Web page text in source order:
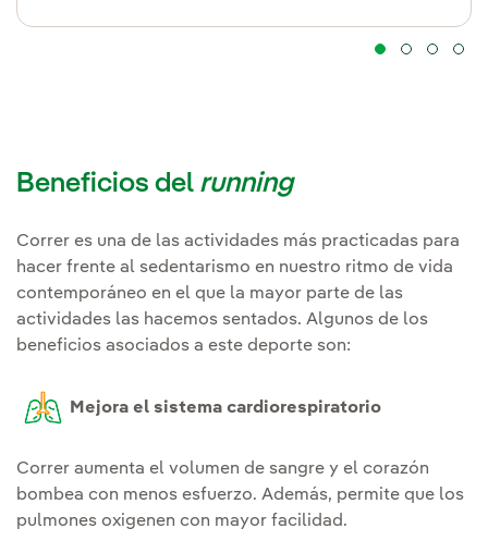
Beneficios del running
Correr es una de las actividades más practicadas para
hacer frente al sedentarismo en nuestro ritmo de vida
contemporáneo en el que la mayor parte de las
actividades las hacemos sentados. Algunos de los
beneficios asociados a este deporte son:
Mejora el sistema cardiorespiratorio
Correr aumenta el volumen de sangre y el corazón
bombea con menos esfuerzo. Además, permite que los
pulmones oxigenen con mayor facilidad.